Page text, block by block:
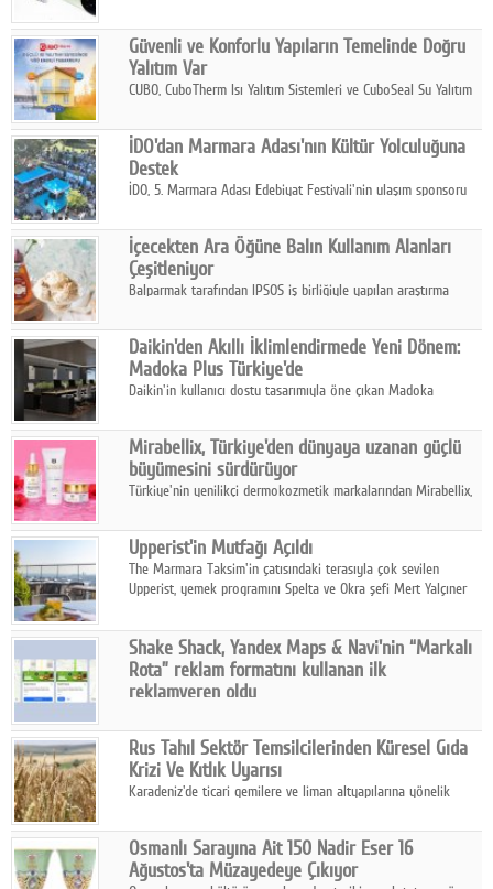
insanını, kültürünü ve yaşamını portre fotoğraflarıyla
anlatmaya davet ediyor.
Güvenli ve Konforlu Yapıların Temelinde Doğru
Yalıtım Var
CUBO, CuboTherm Isı Yalıtım Sistemleri ve CuboSeal Su Yalıtım
ve sürdürülebilir çözümler sunuyor.
İDO'dan Marmara Adası'nın Kültür Yolculuğuna
Destek
İDO, 5. Marmara Adası Edebiyat Festivali'nin ulaşım sponsoru
ettiriyor.
İçecekten Ara Öğüne Balın Kullanım Alanları
Çeşitleniyor
Balparmak tarafından IPSOS iş birliğiyle yapılan araştırma
ıhlamur gibi içeceklerde tercih ettiğini ortaya koyuyor.
Daikin'den Akıllı İklimlendirmede Yeni Dönem:
Madoka Plus Türkiye'de
Daikin'in kullanıcı dostu tasarımıyla öne çıkan Madoka
kontrol ünitesi Madoka Plus Türkiye'de satışa sunuldu.
Mirabellix, Türkiye'den dünyaya uzanan güçlü
büyümesini sürdürüyor
Türkiye'nin yenilikçi dermokozmetik markalarından Mirabellix,
ürünleriyle hem yurt içinde hem de uluslararası pazarlarda
büyümesini sürdürüyor.
Upperist'in Mutfağı Açıldı
The Marmara Taksim'in çatısındaki terasıyla çok sevilen
Upperist, yemek programını Spelta ve Okra şefi Mert Yalçıner
Shake Shack, Yandex Maps & Navi'nin “Markalı
Rota” reklam formatını kullanan ilk
reklamveren oldu
artırmak amacıyla Cereyan Medya ve Yandex Ads iş birliğiyle
Yandex Maps & Navi'nin yeni "Markalı Rota" reklam formatını
kullanan ilk marka oldu.
Rus Tahıl Sektör Temsilcilerinden Küresel Gıda
Krizi Ve Kıtlık Uyarısı
Karadeniz'de ticari gemilere ve liman altyapılarına yönelik
geçirdi.
Osmanlı Sarayına Ait 150 Nadir Eser 16
Ağustos'ta Müzayedeye Çıkıyor